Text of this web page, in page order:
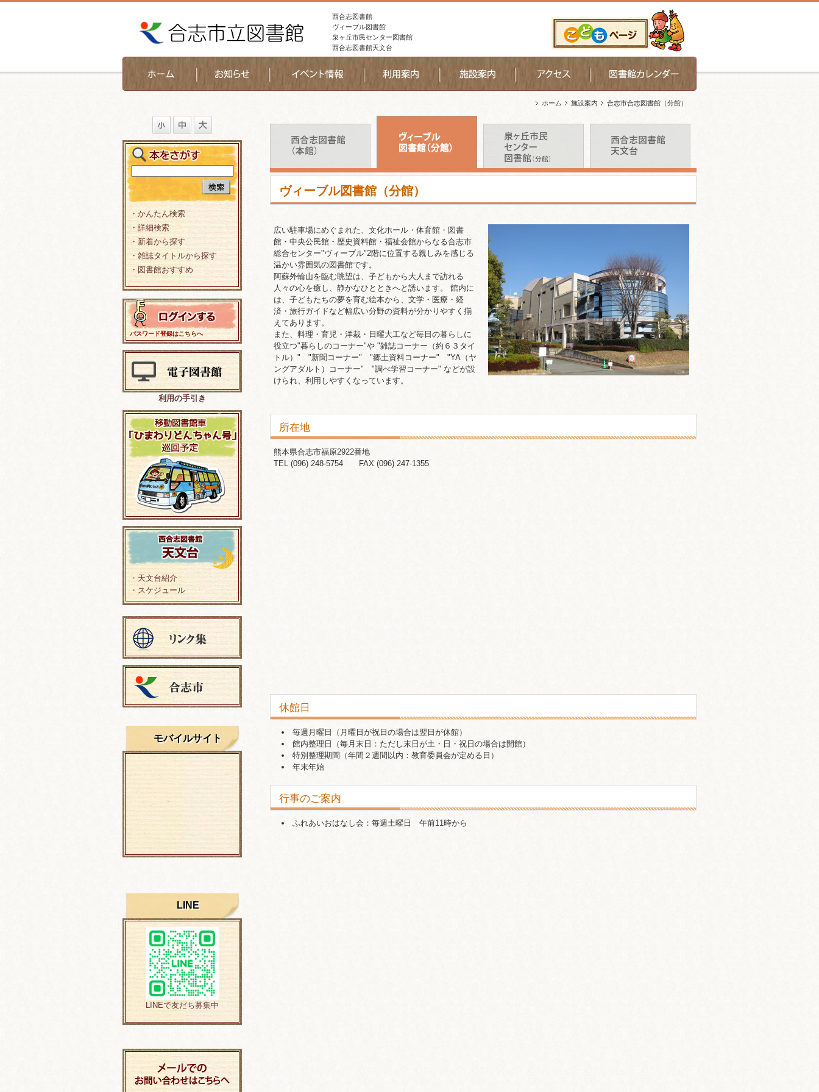
西合志図書館
ヴィーブル図書館
泉ヶ丘市民センター図書館
西合志図書館天文台
ホーム 施設案内 合志市合志図書館（分館）
ヴィーブル図書館（分館）
広い駐車場にめぐまれた、文化ホール・体育館・図書
館・中央公民館・歴史資料館・福祉会館からなる合志市
総合センター"ヴィーブル"2階に位置する親しみを感じる
温かい雰囲気の図書館です。
阿蘇外輪山を臨む眺望は、子どもから大人まで訪れる
人々の心を癒し、静かなひとときへと誘います。 館内に
は、子どもたちの夢を育む絵本から、文学・医療・経
済・旅行ガイドなど幅広い分野の資料が分かりやすく揃
えてあります。
また、料理・育児・洋裁・日曜大工など毎日の暮らしに
役立つ"暮らしのコーナー"や "雑誌コーナー（約６３タイ
トル）" "新聞コーナー" "郷土資料コーナー" "YA（ヤ
ングアダルト）コーナー" "調べ学習コーナー" などが設
けられ、利用しやすくなっています。
所在地
熊本県合志市福原2922番地
TEL (096) 248-5754 FAX (096) 247-1355
休館日
毎週月曜日（月曜日が祝日の場合は翌日が休館）
館内整理日（毎月末日：ただし末日が土・日・祝日の場合は開館）
特別整理期間（年間２週間以内：教育委員会が定める日）
年末年始
行事のご案内
ふれあいおはなし会：毎週土曜日 午前11時から
・かんたん検索
・詳細検索
・新着から探す
・雑誌タイトルから探す
・図書館おすすめ
パスワード登録はこちらへ
利用の手引き
・天文台紹介
・スケジュール
モバイルサイト
LINE
LINEで友だち募集中